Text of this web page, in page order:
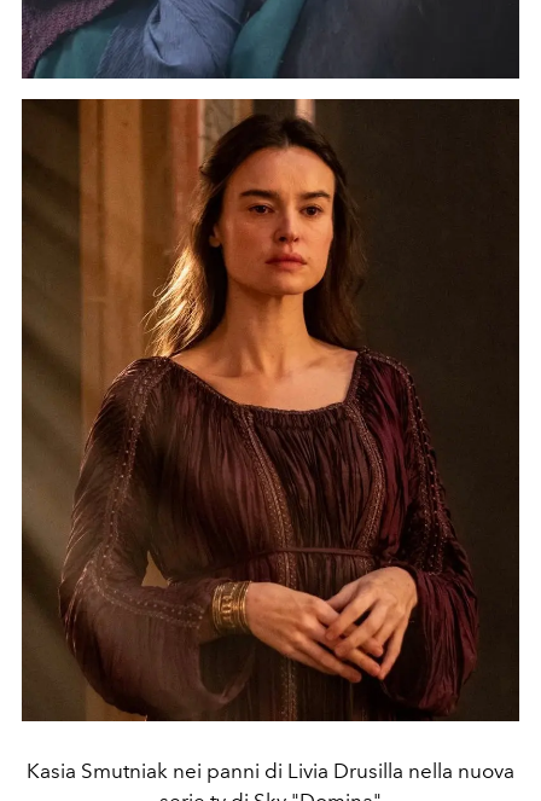
Kasia Smutniak nei panni di Livia Drusilla nella nuova